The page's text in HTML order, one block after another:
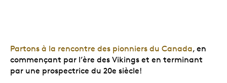
Partons à la rencontre des pionniers du Canada, en
commençant par l’ère des Vikings et en terminant
par une prospectrice du 20e siècle!